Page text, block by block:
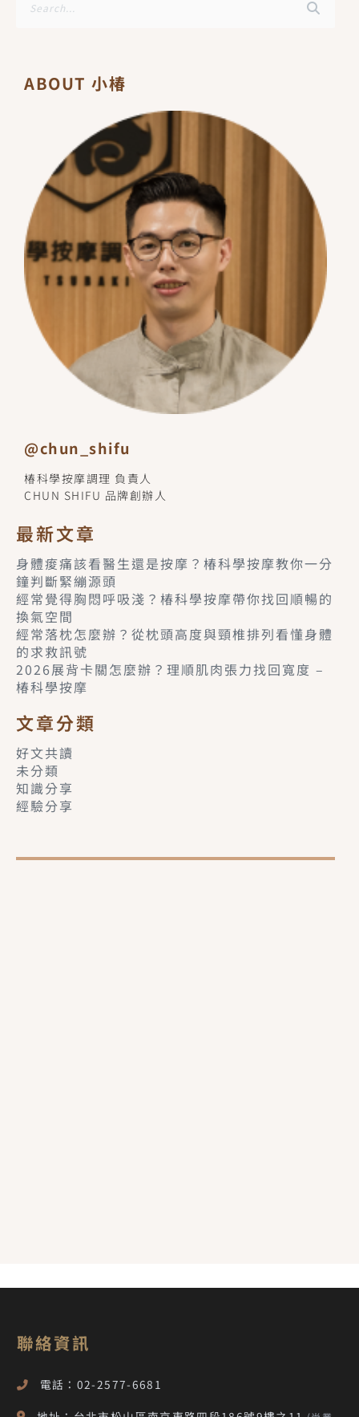
ABOUT 小椿
@chun_shifu
椿科學按摩調理 負責人
CHUN SHIFU 品牌創辦人
最新文章
身體痠痛該看醫生還是按摩？椿科學按摩教你一分
鐘判斷緊繃源頭
經常覺得胸悶呼吸淺？椿科學按摩帶你找回順暢的
換氣空間
經常落枕怎麼辦？從枕頭高度與頸椎排列看懂身體
的求救訊號
2026展背卡關怎麼辦？理順肌肉張力找回寬度 –
椿科學按摩
文章分類
好文共讀
未分類
知識分享
經驗分享
聯絡資訊
電話：02-2577-6681